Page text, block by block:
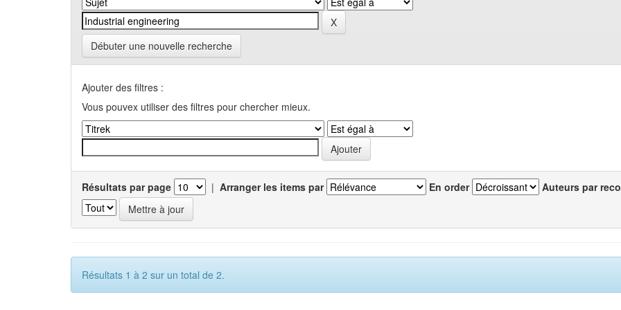
Débuter une nouvelle recherche
Ajouter des filtres :
Vous pouvex utiliser des filtres pour chercher mieux.
Résultats par page | Arranger les items par En order Auteurs par
Résultats 1 à 2 sur un total de 2.